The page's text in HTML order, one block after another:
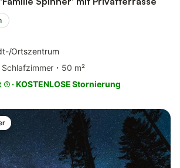
Ortszentrum
Schlafzimmer
50 m²
·KOSTENLOSE Stornierung